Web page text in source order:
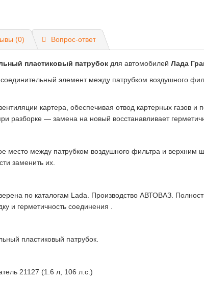
(0) Вопрос-ответ
пластиковый патрубок для автомобилей Лада
элемент между патрубком воздушного
картера, обеспечивая отвод картерных газов
разборке — замена на новый восстанавливает
место между патрубком воздушного фильтра и
заменить их.
по каталогам Lada. Производство АВТОВАЗ.
и герметичность соединения .
пластиковый патрубок.
21127 (1.6 л, 106 л.с.)